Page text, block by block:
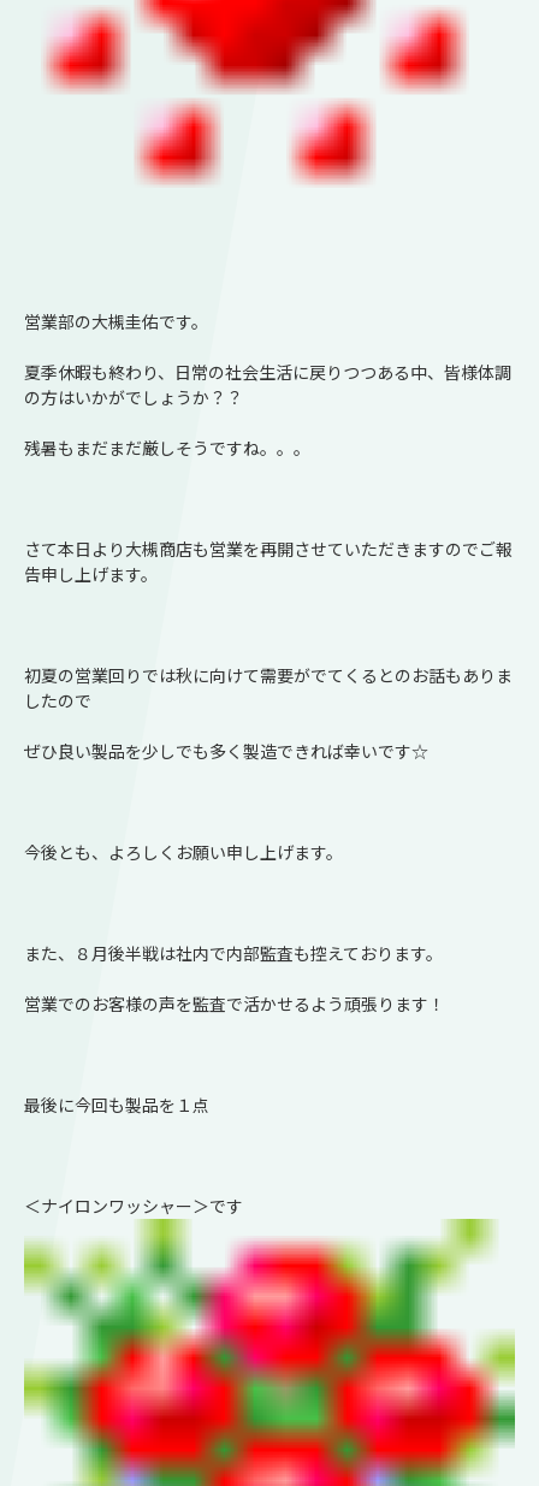
営業部の大槻圭佑です。
夏季休暇も終わり、日常の社会生活に戻りつつある中、皆様体調
の方はいかがでしょうか？？
残暑もまだまだ厳しそうですね。。。
さて本日より大槻商店も営業を再開させていただきますのでご報
告申し上げます。
初夏の営業回りでは秋に向けて需要がでてくるとのお話もありま
したので
ぜひ良い製品を少しでも多く製造できれば幸いです☆
今後とも、よろしくお願い申し上げます。
また、８月後半戦は社内で内部監査も控えております。
営業でのお客様の声を監査で活かせるよう頑張ります！
最後に今回も製品を１点
＜ナイロンワッシャー＞です